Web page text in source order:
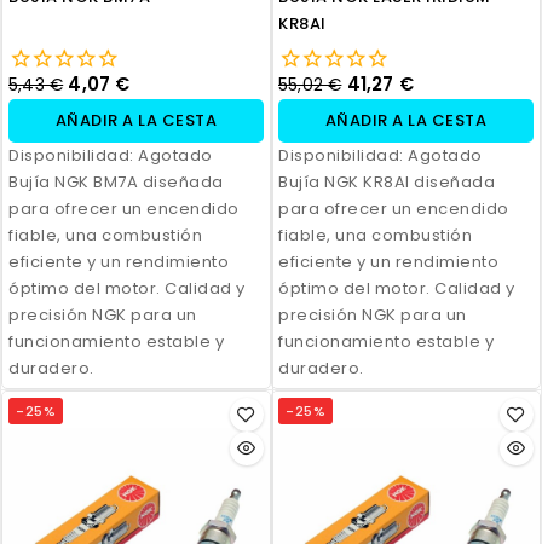
5,43 € 4,07 €
AÑADIR A LA CESTA
Disponibilidad: Agotado
Bujía NGK BM7A diseñada
para ofrecer un encendido
fiable, una combustión
eficiente y un rendimiento
óptimo del motor. Calidad y
precisión NGK para un
funcionamiento estable y
duradero.
KR8AI
55,02 € 41,27 €
AÑADIR A LA CESTA
Disponibilidad: Agotado
Bujía NGK KR8AI diseñada
para ofrecer un encendido
fiable, una combustión
eficiente y un rendimiento
óptimo del motor. Calidad y
precisión NGK para un
funcionamiento estable y
duradero.
-25% -25%